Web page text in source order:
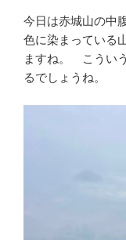
今日は赤城山の中
色に染まっている
ますね。 こうい
るでしょうね。